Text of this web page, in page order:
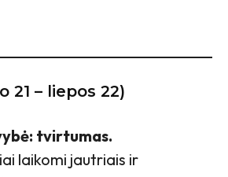
21 – liepos 22)
tvirtumas.
laikomi jautriais ir